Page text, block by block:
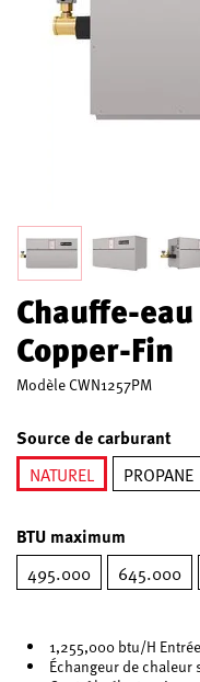
Chauffe-
Copper-Fin
Modèle CWN1257PM
Source de carburant
NATUREL
PROPANE
BTU maximum
495.000 645.000
1,255,000 btu/H Entrée
Échangeur de